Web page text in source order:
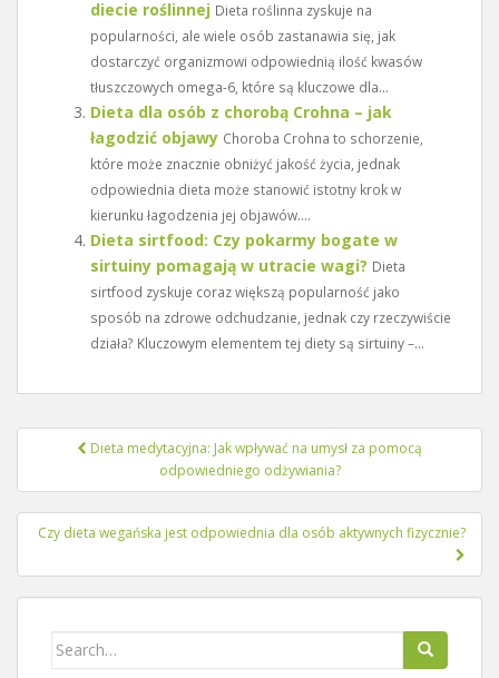
diecie roślinnej Dieta roślinna zyskuje na
popularności, ale wiele osób zastanawia się, jak
dostarczyć organizmowi odpowiednią ilość kwasów
tłuszczowych omega-6, które są kluczowe dla...
Dieta dla osób z chorobą Crohna – jak
łagodzić objawy Choroba Crohna to schorzenie,
które może znacznie obniżyć jakość życia, jednak
odpowiednia dieta może stanowić istotny krok w
kierunku łagodzenia jej objawów....
Dieta sirtfood: Czy pokarmy bogate w
sirtuiny pomagają w utracie wagi? Dieta
sirtfood zyskuje coraz większą popularność jako
sposób na zdrowe odchudzanie, jednak czy rzeczywiście
działa? Kluczowym elementem tej diety są sirtuiny –...
NawigacjaDieta medytacyjna: Jak wpływać na umysł za pomocą
odpowiedniego odżywiania?
Czy dieta wegańska jest odpowiednia dla osób aktywnych fizycznie?
Search